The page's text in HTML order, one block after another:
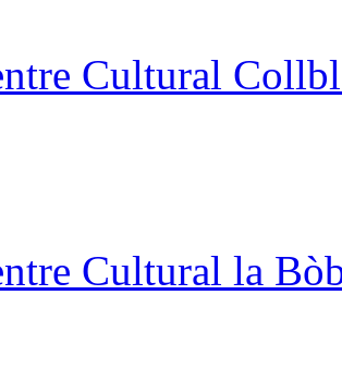
Cultural
Cultural la